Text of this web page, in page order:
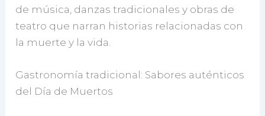
de música, danzas tradicionales y obras de
teatro que narran historias relacionadas con
la muerte y la vida.
Gastronomía tradicional: Sabores auténticos
del Día de Muertos